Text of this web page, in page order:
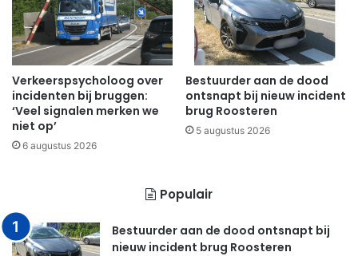
Verkeerspsycholoog over
incidenten bij bruggen:
‘Veel signalen merken we
niet op’
6 augustus 2026
Bestuurder aan de dood
ontsnapt bij nieuw incident
brug Roosteren
5 augustus 2026
Populair
Bestuurder aan de dood ontsnapt bij
nieuw incident brug Roosteren